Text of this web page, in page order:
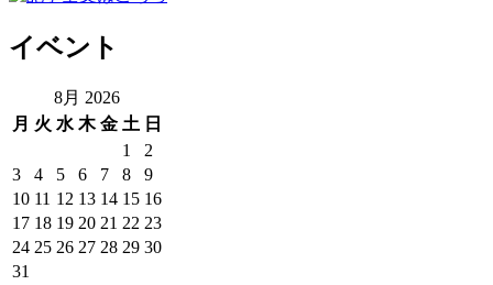
イベント
8月 2026
月 火 水 木 金 土 日
1
2
3
4 5 6 7 8
9
10 11 12 13 14 15 16
17 18 19 20 21 22 23
24 25 26 27 28 29 30
31